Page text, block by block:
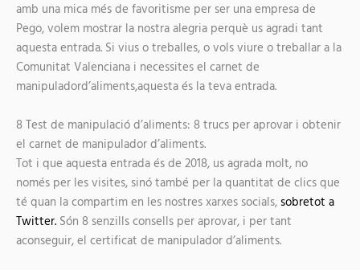
amb una mica més de favoritisme per ser una empresa de
Pego, volem mostrar la nostra alegria perquè us agradi tant
aquesta entrada. Si vius o treballes, o vols viure o treballar a la
Comunitat Valenciana i necessites el carnet de
manipuladord’aliments,aquesta és la teva entrada.
8 Test de manipulació d’aliments: 8 trucs per aprovar i obtenir
el carnet de manipulador d’aliments.
Tot i que aquesta entrada és de 2018, us agrada molt, no
només per les visites, sinó també per la quantitat de clics que
té quan la compartim en les nostres xarxes socials, sobretot a
Twitter. Són 8 senzills consells per aprovar, i per tant
aconseguir, el certificat de manipulador d’aliments.